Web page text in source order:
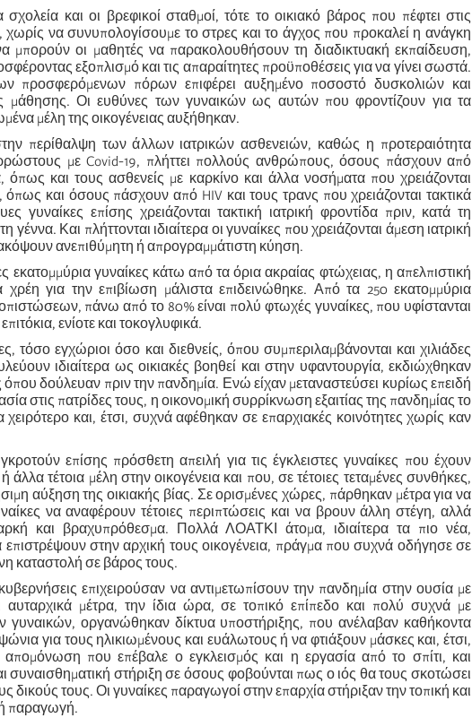
σχολεία και οι βρεφικοί σταθμοί, τότε τοοικιακό βάρος που πέφτει στις
χωρίς να συνυπολογίσουμε το στρες και το άγχος που προκαλεί η ανάγκη
μπορούν οι μαθητές να παρακολουθήσουν τη διαδικτυακή εκπαίδευση,
εξοπλισμό και τις απαραίτητες προϋποθέσεις για να γίνει σωστά.
προσφερόμενων πόρων επιφέρει αυξημένο ποσοστό δυσκολιών και
μάθησης. Οι ευθύνες των γυναικών ως αυτών που φροντίζουν για τα
μέλη της οικογένειας αυξήθηκαν.
περίθαλψη των άλλων ιατρικών ασθενειών, καθώς η προτεραιότητα
με Covid-19, πλήττει πολλούς ανθρώπους, όσους πάσχουν από
όπως και τους ασθενείς με καρκίνο και άλλα νοσήματα που χρειάζονται
όπως και όσους πάσχουν από HIV και τους τρανς που χρειάζονται τακτικά
γυναίκες επίσης χρειάζονται τακτική ιατρική φροντίδα πριν, κατά τη
γέννα. Και πλήττονται ιδιαίτερα οι γυναίκες που χρειάζονται άμεση ιατρική
ανεπιθύμητη ή απρογραμμάτιστη κύηση.
εκατομμύρια γυναίκες κάτω από τα όρια ακραίας φτώχειας, η απελπιστική
για την επιβίωση μάλιστα επιδεινώθηκε. Από τα 250 εκατομμύρια
πάνω από το 80% είναι πολύ φτωχές γυναίκες, που υφίστανται
ενίοτε και τοκογλυφικά.
τόσο εγχώριοι όσο και διεθνείς, όπου συμπεριλαμβάνονται και χιλιάδες
ιδιαίτερα ως οικιακές βοηθεί και στην υφαντουργία, εκδιώχθηκαν
δούλευαν πριν την πανδημία. Ενώ είχαν μεταναστεύσει κυρίως επειδή
στις πατρίδες τους, η οικονομική συρρίκνωση εξαιτίας της πανδημίας το
και, έτσι, συχνά αφέθηκαν σε επαρχιακές κοινότητες χωρίς καν
επίσης πρόσθετη απειλή για τις έγκλειστες γυναίκες που έχουν
ή άλλα τέτοια μέλη στην οικογένεια και που, σε τέτοιες τεταμένες συνθήκες,
αύξηση της οικιακής βίας. Σε ορισμένες χώρες, πάρθηκαν μέτρα για να
να αναφέρουν τέτοιες περιπτώσεις και να βρουν άλλη στέγη, αλλά
και βραχυπρόθεσμα. Πολλά ΛΟΑΤΚΙ άτομα, ιδιαίτερα τα πιο νέα,
στην αρχική τους οικογένεια, πράγμα που συχνά οδήγησε σε
καταστολή σε βάρος τους.
επιχειρούσαν να αντιμετωπίσουν την πανδημία στην ουσία με
αυταρχικά μέτρα, την ίδια ώρα, σε τοπικό επίπεδο και πολύ συχνά με
γυναικών, οργανώθηκαν δίκτυα υποστήριξης, που ανέλαβαν καθήκοντα
για τους ηλικιωμένους και ευάλωτους ή να φτιάξουν μάσκες και, έτσι,
που επέβαλε ο εγκλεισμός και η εργασία από το σπίτι, και
συναισθηματική στήριξη σε όσους φοβούνται πως ο ιός θα τους σκοτώσει
δικούς τους. Οι γυναίκες παραγωγοί στην επαρχία στήριξαν την τοπική και
παραγωγή.